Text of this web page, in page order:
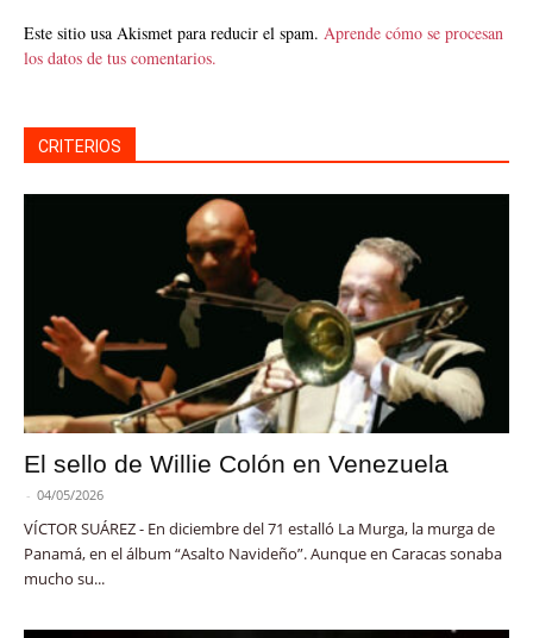
Este sitio usa Akismet para reducir el spam. Aprende cómo se procesan
los datos de tus comentarios.
CRITERIOS
El sello de Willie Colón en Venezuela
- 04/05/2026
VÍCTOR SUÁREZ - En diciembre del 71 estalló La Murga, la murga de
Panamá, en el álbum “Asalto Navideño”. Aunque en Caracas sonaba
mucho su...